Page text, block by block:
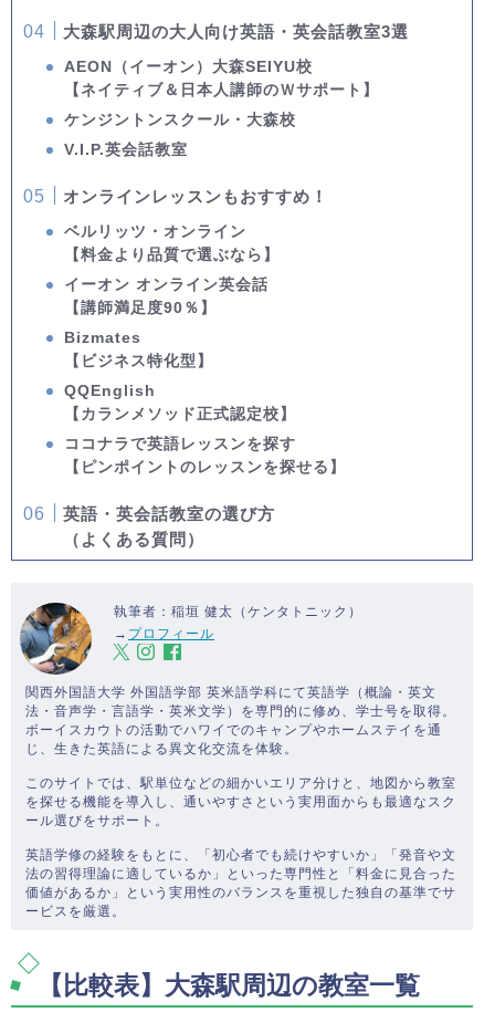
大森駅周辺の大人向け英語・英会話教室3選
AEON（イーオン）大森SEIYU校
【ネイティブ＆日本人講師のＷサポート】
ケンジントンスクール・大森校
V.I.P.英会話教室
オンラインレッスンもおすすめ！
ベルリッツ・オンライン
【料金より品質で選ぶなら】
イーオン オンライン英会話
【講師満足度90％】
Bizmates
【ビジネス特化型】
QQEnglish
【カランメソッド正式認定校】
ココナラで英語レッスンを探す
【ピンポイントのレッスンを探せる】
英語・英会話教室の選び方
（よくある質問）
執筆者：稲垣 健太（ケンタトニック）
→ プロフィール
関西外国語大学 外国語学部 英米語学科にて英語学（概論・英文
法・音声学・言語学・英米文学）を専門的に修め、学士号を取得。
ボーイスカウトの活動でハワイでのキャンプやホームステイを通
じ、生きた英語による異文化交流を体験。
このサイトでは、駅単位などの細かいエリア分けと、地図から教室
を探せる機能を導入し、通いやすさという実用面からも最適なスク
ール選びをサポート。
英語学修の経験をもとに、「初心者でも続けやすいか」「発音や文
法の習得理論に適しているか」といった専門性と「料金に見合った
価値があるか」という実用性のバランスを重視した独自の基準でサ
ービスを厳選。
【比較表】大森駅周辺の教室一覧